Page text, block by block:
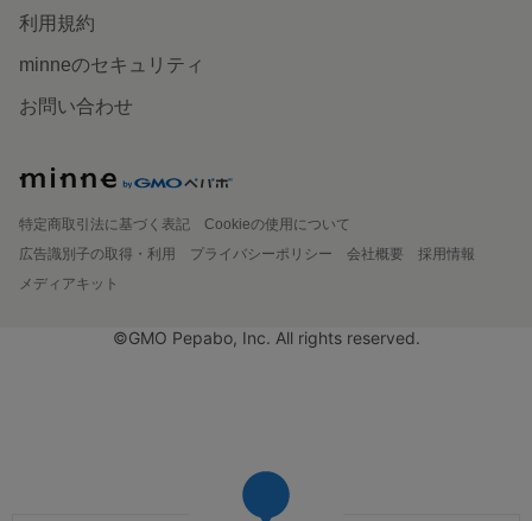
利用規約
minneのセキュリティ
お問い合わせ
特定商取引法に基づく表記
Cookieの使用について
広告識別子の取得・利用
プライバシーポリシー 会社概要
採用情報
メディアキット
©GMO Pepabo, Inc. All rights reserved.